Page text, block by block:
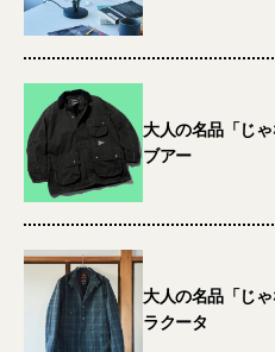
大人の名品「じ
ブアー
大人の名品「じ
ラクータ